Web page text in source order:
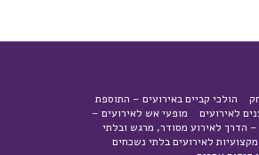
הולכי קביים באירועים – התוספת
לאירועים
מופעי אש לאירועים –
– הדרך לאירוע מסודר, מרגש ובלתי
לאירועים בלתי נשכחים